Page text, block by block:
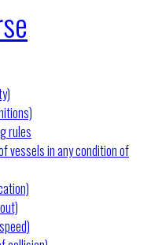
rules
vessels in any condition of